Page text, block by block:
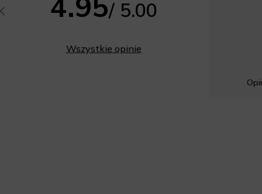
/ 5.00
Wszystkie opinie